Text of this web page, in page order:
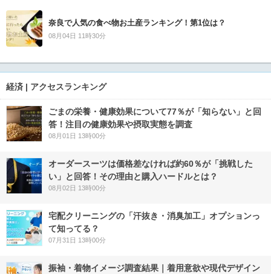
奈良で人気の食べ物お土産ランキング！第1位は？
08月04日 11時30分
経済 | アクセスランキング
ごまの栄養・健康効果について77％が「知らない」と回
答！注目の健康効果や摂取実態を調査
08月01日 13時00分
オーダースーツは価格差なければ約60％が「挑戦した
い」と回答！その理由と購入ハードルとは？
08月02日 13時00分
宅配クリーニングの「汗抜き・消臭加工」オプションっ
て知ってる？
07月31日 13時00分
振袖・着物イメージ調査結果｜着用意欲や現代デザイン